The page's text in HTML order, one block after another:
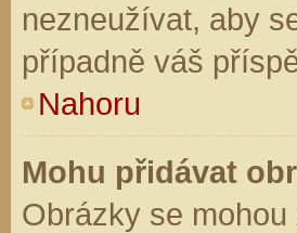
nezneužívat, aby
případně váš
Nahoru
Mohu přidávat
Obrázky se